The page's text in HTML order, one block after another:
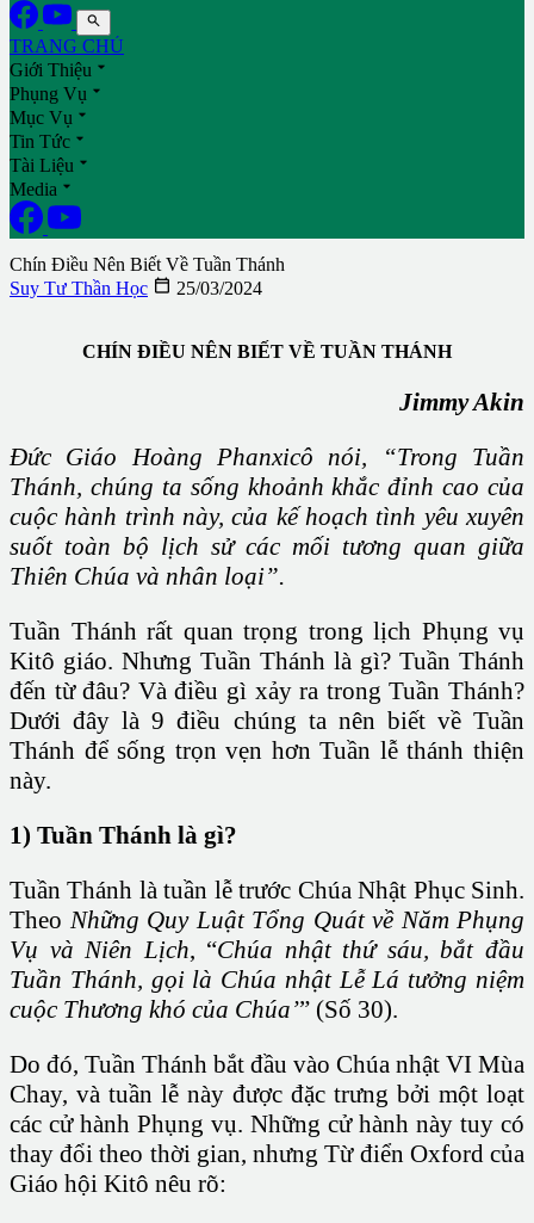

TRANG CHỦ
Giới Thiệu 
Phụng Vụ 
Mục Vụ 
Tin Tức 
Tài Liệu 
Media 
Chín Điều Nên Biết Về Tuần Thánh
Suy Tư Thần Học  25/03/2024
CHÍN ĐIỀU NÊN BIẾT VỀ TUẦN THÁNH
Jimmy Akin
Đức Giáo Hoàng Phanxicô nói, “Trong Tuần
Thánh, chúng ta sống khoảnh khắc đỉnh cao của
cuộc hành trình này, của kế hoạch tình yêu xuyên
suốt toàn bộ lịch sử các mối tương quan giữa
Thiên Chúa và nhân loại”.
Tuần Thánh rất quan trọng trong lịch Phụng vụ
Kitô giáo. Nhưng Tuần Thánh là gì? Tuần Thánh
đến từ đâu? Và điều gì xảy ra trong Tuần Thánh?
Dưới đây là 9 điều chúng ta nên biết về Tuần
Thánh để sống trọn vẹn hơn Tuần lễ thánh thiện
này.
1) Tuần Thánh là gì?
Tuần Thánh là tuần lễ trước Chúa Nhật Phục Sinh.
Theo Những Quy Luật Tổng Quátvề Năm Phụng
Vụ và Niên Lịch, “Chúa nhật thứ sáu, bắt đầu
Tuần Thánh, gọi là Chúa nhật Lễ Lá tưởng niệm
cuộc Thương khó của Chúa’” (Số 30).
Do đó, Tuần Thánh bắt đầu vào Chúa nhật VI Mùa
Chay, và tuần lễ này được đặc trưng bởi một loạt
các cử hành Phụng vụ. Những cử hành này tuy có
thay đổi theo thời gian, nhưng Từ điển Oxford của
Giáo hội Kitô nêu rõ: